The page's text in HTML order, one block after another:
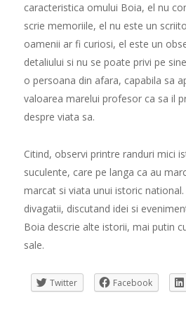
caracteristica omului Boia, el nu
scrie memoriile, el nu este un
oamenii ar fi curiosi, el este un
detaliului si nu se poate privi pe
o persoana din afara, capabila sa
valoarea marelui profesor ca sa il
despre viata sa.
Citind, observi printre randuri mici
suculente, care pe langa ca au
marcat si viata unui istoric
divagatii, discutand idei si
Boia descrie alte istorii, mai putin
sale.
Twitter Facebook